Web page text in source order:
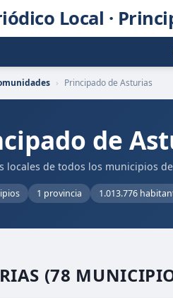
Local ·
› Principado de Asturias
de
locales de todos los municipios
1 provincia 1.013.776
(78